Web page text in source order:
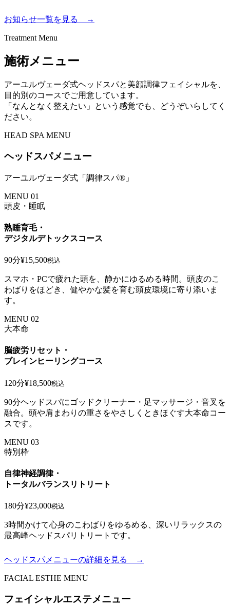
お知らせ一覧を見る →
Treatment Menu
施術メニュー
アーユルヴェーダ式ヘッドスパと美顔調律フェイシャルを、
目的別のコースでご用意しています。
「なんとなく整えたい」という感覚でも、どうぞいらしてく
ださい。
HEAD SPA MENU
ヘッドスパメニュー
アーユルヴェーダ式「調律スパ®」
MENU 01
頭皮・睡眠
熟睡育毛・
デジタルデトックスコース
90分¥15,500税込
スマホ・PCで疲れた頭を、静かにゆるめる時間。頭皮のこ
わばりをほどき、健やかな髪を育む頭皮環境に寄り添いま
す。
MENU 02
大本命
脳疲労リセット・
ブレインヒーリングコース
120分¥18,500税込
90分ヘッドスパにゴッドクリーナー・足マッサージ・音叉を
融合。頭や肩まわりの重さをやさしくときほぐす大本命コー
スです。
MENU 03
特別枠
自律神経調律・
トータルバランスリトリート
180分¥23,000税込
3時間かけて心身のこわばりをゆるめる、深いリラックスの
最高峰ヘッドスパリトリートです。
ヘッドスパメニューの詳細を見る →
FACIAL ESTHE MENU
フェイシャルエステメニュー